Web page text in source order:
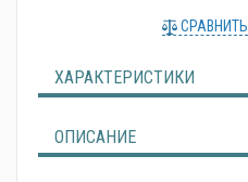
СРАВНИТЬ
ХАРАКТЕРИСТИКИ
ОПИСАНИЕ